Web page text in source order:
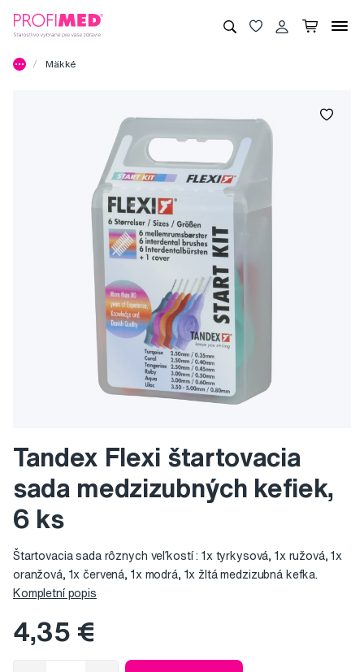
Mäkké
Tandex Flexi štartovacia
sada medzizubných kefiek,
6 ks
Štartovacia sada rôznych veľkostí : 1x tyrkysová, 1x ružová, 1x
oranžová, 1x červená, 1x modrá, 1x žltá medzizubná kefka.
Kompletní popis
4,35 €